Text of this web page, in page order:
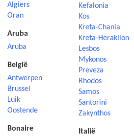
Algiers
Oran
Aruba
Aruba
België
Antwerpen
Brussel
Luik
Oostende
Bonaire
Kefalonia
Kos
Kreta-Chania
Kreta-Heraklion
Lesbos
Mykonos
Preveza
Rhodos
Samos
Santorini
Zakynthos
Italië